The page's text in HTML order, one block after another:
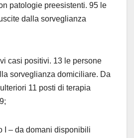
patologie preesistenti. 95 le
dalla sorveglianza
casi positivi. 13 le persone
sorveglianza domiciliare. Da
11 posti di terapia
I – da domani disponibili